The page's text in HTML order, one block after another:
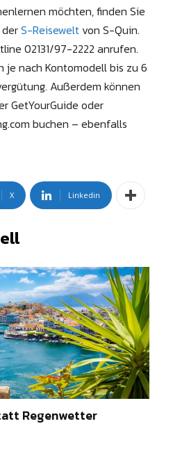
möchten, finden Sie
S-Reisewelt von S-Quin.
02131/97-2222 anrufen.
je nach Kontomodell bis zu 6
Außerdem können
GetYourGuide oder
buchen – ebenfalls
X Linkedin
Regenwetter